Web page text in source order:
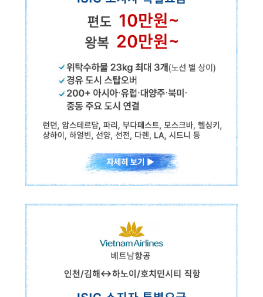
ISIC 소지자 특별요금
편도
왕복59만원~
런던, 파리, 암스테르담, 프랑크푸르트, 시드니, 멜버른, 퍼스, 오클랜
중국남방항공
인천↔광저우/베이징 등 중국 직항
✓위탁수하물 23kg 최대 3개
✓경유 도시 스탑오버
✓200+ 아시아·유럽·대양주·북미·중동 주요 도시 연결